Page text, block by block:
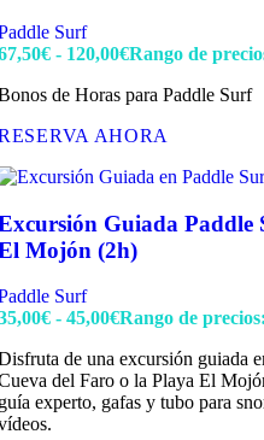
Surf
€ - 120,00€Rango de
de Horas para Paddle Surf
AHORA
Guiada Paddle
Mojón (2h)
Surf
€ - 45,00€Rango de
de una excursión guiada
del Faro o la Playa El
experto, gafas y tubo para